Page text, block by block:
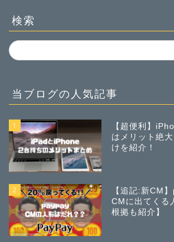
検索
当ブログの人気記事
1
【超便利】
はメリット絶
けを紹介！
2
【追記:新CM
CMに出てくる
根拠も紹介】